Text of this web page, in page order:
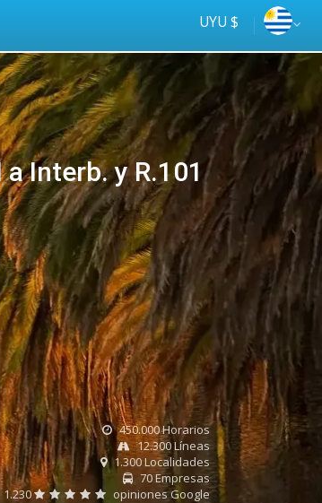
UYU $
a Interb. y R.101
online
Tus
450.000 Horarios
12.300 Líneas
1.300 Localidades
70 Empresas
1.230
opiniones Google